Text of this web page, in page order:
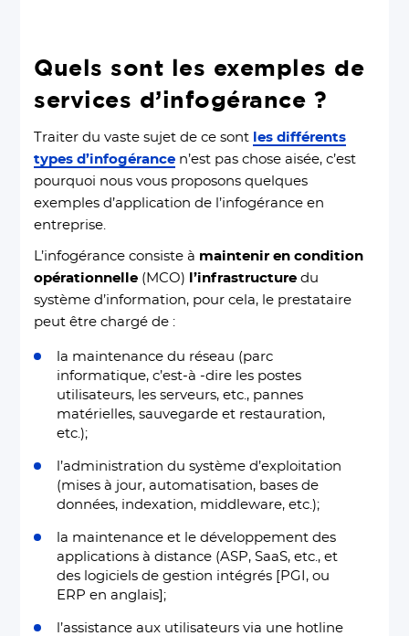
Quels sont les exemples de
services d’infogérance ?
Traiter du vaste sujet de ce sont les différents
types d’infogérance n’est pas chose aisée, c’est
pourquoi nous vous proposons quelques
exemples d’application de l’infogérance en
entreprise.
L’infogérance consiste à maintenir en condition
opérationnelle (MCO) l’infrastructure du
système d’information, pour cela, le prestataire
peut être chargé de :
la maintenance du réseau (parc
informatique, c’est-à -dire les postes
utilisateurs, les serveurs, etc., pannes
matérielles, sauvegarde et restauration,
etc.);
l’administration du système d’exploitation
(mises à jour, automatisation, bases de
données, indexation, middleware, etc.);
la maintenance et le développement des
applications à distance (ASP, SaaS, etc., et
des logiciels de gestion intégrés [PGI, ou
ERP en anglais];
l’assistance aux utilisateurs via une hotline